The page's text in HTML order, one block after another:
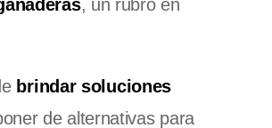
, un rubro en
brindar soluciones
de alternativas para